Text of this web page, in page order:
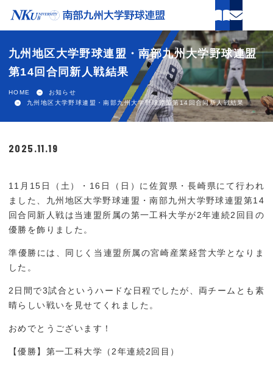
ホーム
試合情報
関連団体
新着情報
パンフレット申し込み
お問い合わせ
プライバシーポリシー
九州地区大学野球連盟・南部九州大学野球連盟
第14回合同新人戦結果
HOME
お知らせ
九州地区大学野球連盟・南部九州大学野球連盟第14回合同新人戦結果
2025.11.19
11月15日（土）・16日（日）に佐賀県・長崎県にて行われ
ました、九州地区大学野球連盟・南部九州大学野球連盟第14
回合同新人戦は当連盟所属の第一工科大学が2年連続2回目の
優勝を飾りました。
準優勝には、同じく当連盟所属の宮崎産業経営大学となりま
した。
2日間で3試合というハードな日程でしたが、両チームとも素
晴らしい戦いを見せてくれました。
おめでとうございます！
【優勝】第一工科大学（2年連続2回目）